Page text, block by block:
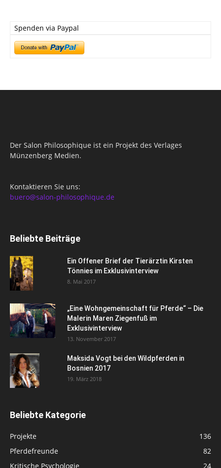
Spenden via Paypal
Der Salon Philosophique ist ein Projekt des Verlages
Münzenberg Medien.
Kontaktieren Sie uns:
buero@salon-philosophique.de
Beliebte Beiträge
Ein Offener Brief der Tierärztin Kirsten
Tönnies im Exklusivinterview
8. Mai 2017
„Eine Wohngemeinschaft für Pferde“ – Die
Malerin Maren Ziegenfuß im
Exklusivinterview
13. November 2017
Maksida Vogt bei den Wildpferden in
Bosnien 2017
19. März 2018
Beliebte Kategorie
Projekte
136
Pferdefreunde
82
Kritische Psychologie
24